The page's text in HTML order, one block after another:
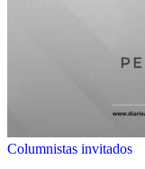
Columnistas invitados